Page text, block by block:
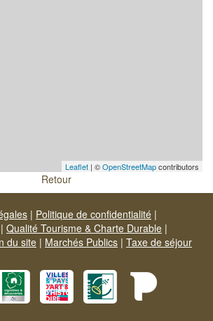
Leaflet | ©OpenStreetMapcontributors
Retour
| Politique de confidentialité |
| Qualité Tourisme & Charte Durable |
du site | Marchés Publics | Taxe de séjour